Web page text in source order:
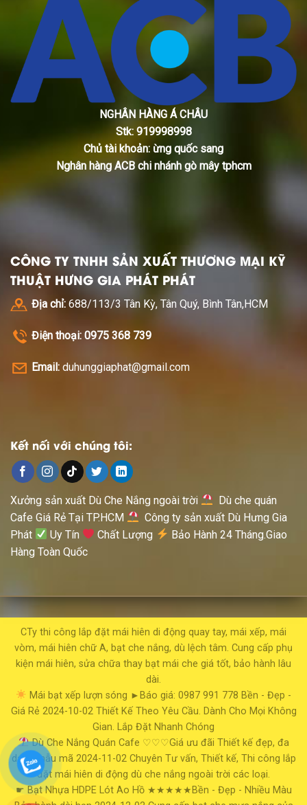
NGHÂN HÀNG Á CHÂU
Stk: 919998998
Chủ tài khoản: ừng quốc sang
Nghân hàng ACB chi nhánh gò mây tphcm
CÔNG TY TNHH SẢN XUẤT THƯƠNG MẠI KỸ
THUẬT HƯNG GIA PHÁT PHÁT
Địa chỉ: 688/113/3 Tân Kỳ, Tân Quý, Bình Tân,HCM
Điện thoại: 0975 368 739
Email: duhunggiaphat@gmail.com
Kết nối với chúng tôi:
Xưởng sản xuất Dù Che Nắng ngoài trời
Dù che quán
Cafe Giá Rẻ Tại TP.HCM
Công ty sản xuất Dù Hưng Gia
Phát
Uy Tín Chất Lượng
Bảo Hành 24 Tháng.Giao
Hàng Toàn Quốc
CTy thi công lắp đặt mái hiên di động quay tay, mái xếp, mái
vòm, mái hiên chữ A, bạt che nắng, dù lệch tâm. Cung cấp phụ
kiện mái hiên, sửa chữa thay bạt mái che giá tốt, bảo hành lâu
dài.
Mái bạt xếp lượn sóng ►Báo giá: 0987 991 778 Bền - Đẹp -
Giá Rẻ 2024-10-02 Thiết Kế Theo Yêu Cầu. Dành Cho Mọi Không
Gian. Lắp Đặt Nhanh Chóng
Dù Che Nắng Quán Cafe ♡♡♡Giá ưu đãi Thiết kế đẹp, đa
dạng mẫu mã 2024-11-02 Chuyên Tư vấn, Thiết kế, Thi công lắp
đặt mái hiên di động dù che nắng ngoài trời các loại.
☛ Bạt Nhựa HDPE Lót Ao Hồ ★★★★★Bền - Đẹp - Nhiều Màu